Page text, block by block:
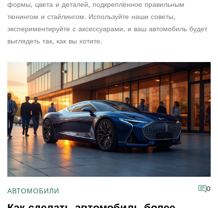
формы, цвета и деталей, подкреплённое правильным
тюнингом и стайлингом. Используйте наши советы,
экспериментируйте с аксессуарами, и ваш автомобиль будет
выглядеть так, как вы хотите.
АВТОМОБИЛИ 0